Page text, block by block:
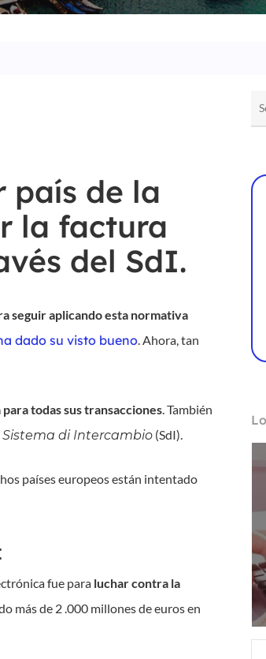
país de la
la factura
del SdI.
seguir aplicando esta normativa
dado su visto bueno. Ahora, tan
todas sus transacciones. También
Sistema di Intercambio (SdI).
países europeos están intentado
fue para luchar contra la
más de 2 .000 millones de euros en